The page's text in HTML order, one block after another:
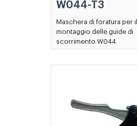
W044-T3
Maschera di foratura per il
montaggio delle guide di
scorrimento W044